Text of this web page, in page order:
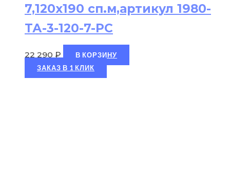
7,120х190 сп.м,артикул 1980-
ТА-3-120-7-РС
22 290 ₽
В КОРЗИНУ
ЗАКАЗ В 1 КЛИК